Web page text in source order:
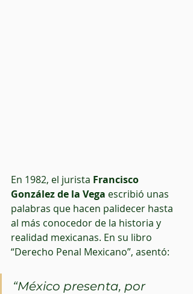
En 1982, el jurista Francisco
González de la Vega escribió unas
palabras que hacen palidecer hasta
al más conocedor de la historia y
realidad mexicanas. En su libro
“Derecho Penal Mexicano”, asentó:
“México presenta, por